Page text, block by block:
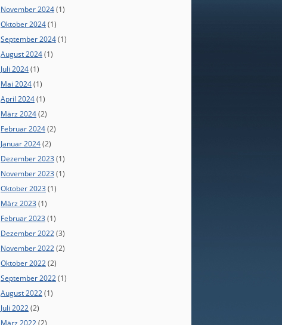
November 2024(1)
Oktober 2024(1)
September 2024(1)
August 2024(1)
Juli 2024(1)
Mai 2024(1)
April 2024(1)
März 2024(2)
Februar 2024(2)
Januar 2024(2)
Dezember 2023(1)
November 2023(1)
Oktober 2023(1)
März 2023(1)
Februar 2023(1)
Dezember 2022(3)
November 2022(2)
Oktober 2022(2)
September 2022(1)
August 2022(1)
Juli 2022(2)
März 2022 (2)